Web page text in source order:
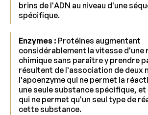
brins de l'ADN au niveau d'une
spécifique.
Enzymes : Protéines augmentant
considérablement la vitesse d'une
chimique sans paraître y prendre
résultent de l'association de deux
l'apoenzyme qui ne permet la
une seule substance spécifique, et
qui ne permet qu'un seul type de
cette substance.